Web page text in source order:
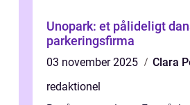
Unopark: et pålideligt
parkeringsfirma
03 november 2025
Clara
redaktionel